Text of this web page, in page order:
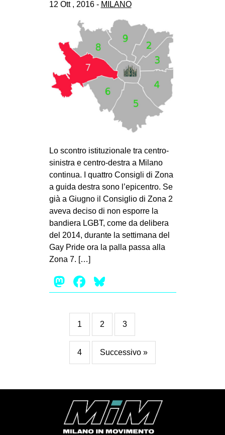
12 Ott , 2016 - MILANO
Lo scontro istituzionale tra centro-
sinistra e centro-destra a Milano
continua. I quattro Consigli di Zona
a guida destra sono l’epicentro. Se
già a Giugno il Consiglio di Zona 2
aveva deciso di non esporre la
bandiera LGBT, come da delibera
del 2014, durante la settimana del
Gay Pride ora la palla passa alla
Zona 7. […]
Mastodon
Facebook
1 2 3
4 Successivo »